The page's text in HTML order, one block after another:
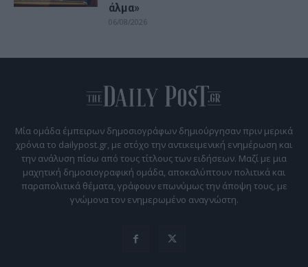
άλμα»
06/08/2026
Μία ομάδα έμπειρων δημοσιογράφων δημιούργησαν πριν μερικά
χρόνια το dailypost.gr, με στόχο την αντικειμενική ενημέρωση και
την ανάλυση πίσω από τους τίτλους των ειδήσεων. Μαζί με μια
μαχητική δημοσιογραφική ομάδα, αποκαλύπτουν πολιτικά και
παραπολιτικά θέματα, γράφουν επωνύμως την άποψη τους, με
γνώμονα τον ενημερωμένο αναγνώστη.